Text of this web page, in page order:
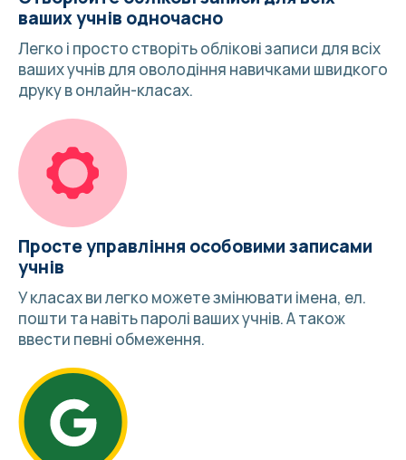
ваших учнів одночасно
Легко і просто створіть облікові записи для всіх
ваших учнів для оволодіння навичками швидкого
друку в онлайн-класах.
Просте управління особовими записами
учнів
У класах ви легко можете змінювати імена, ел.
пошти та навіть паролі ваших учнів. А також
ввести певні обмеження.